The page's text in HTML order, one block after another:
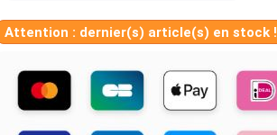
Attention : dernier(s) article(s) en stock !